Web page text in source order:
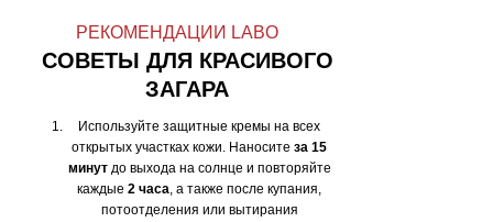
РЕКОМЕНДАЦИИ LABO
СОВЕТЫ ДЛЯ КРАСИВОГО
ЗАГАРА
Используйте защитные кремы на всех
открытых участках кожи. Наносите за 15
минут до выхода на солнце и повторяйте
каждые 2 часа, а также после купания,
потоотделения или вытирания